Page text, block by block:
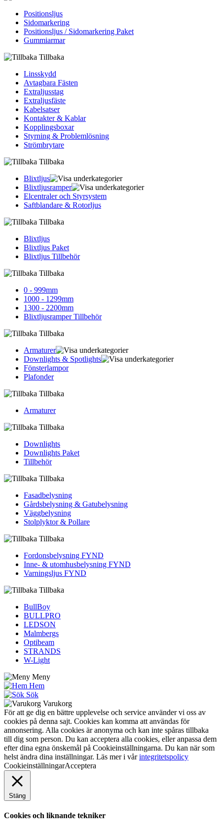
Positionsljus
Sidomarkering
Positionsljus / Sidomarkering Paket
Gummiarmar
Tillbaka
Linsskydd
Avtagbara Fästen
Extraljusstag
Extraljusfäste
Kabelsatser
Kontakter & Kablar
Kopplingsboxar
Styrning & Problemlösning
Strömbrytare
Tillbaka
Blixtljus
Blixtljusramper
Elcentraler och Styrsystem
Saftblandare & Rotorljus
Tillbaka
Blixtljus
Blixtljus Paket
Blixtljus Tillbehör
Tillbaka
0 - 999mm
1000 - 1299mm
1300 - 2200mm
Blixtljusramper Tillbehör
Tillbaka
Armaturer
Downlights & Spotlights
Fönsterlampor
Plafonder
Tillbaka
Armaturer
Tillbaka
Downlights
Downlights Paket
Tillbehör
Tillbaka
Fasadbelysning
Gårdsbelysning & Gatubelysning
Väggbelysning
Stolplyktor & Pollare
Tillbaka
Fordons­belysning FYND
Inne- & utomhus­belysning FYND
Varningsljus FYND
Tillbaka
BullBoy
BULLPRO
LEDSON
Malmbergs
Optibeam
STRANDS
W-Light
Meny
Hem
Sök
Varukorg
För att ge dig en bättre upplevelse och service använder vi oss av
cookies på denna sajt. Cookies kan komma att användas för
annonsering. Alla cookies är anonyma och kan inte spåras tillbaka
till dig som person. Du kan acceptera alla cookies, eller anpassa dem
efter dina egna önskemål på Cookieinställningarna. Du kan när som
helst ändra dina inställningar. Läs mer i vårintegritetspolicy
CookieinställningarAcceptera
Stäng
Cookies och liknande tekniker